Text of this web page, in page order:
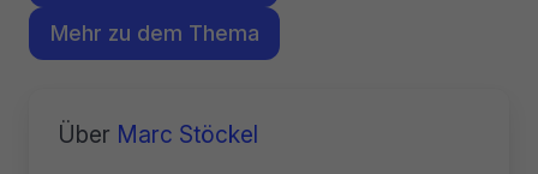
Mehr zu dem Thema
Über Marc Stöckel